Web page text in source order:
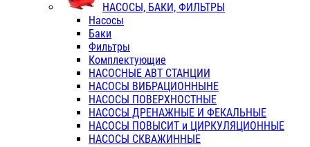
НАСОСЫ, БАКИ, ФИЛЬТРЫ
Насосы
Баки
Фильтры
Комплектующие
НАСОСНЫЕ АВТ СТАНЦИИ
НАСОСЫ ВИБРАЦИОННЫНЕ
НАСОСЫ ПОВЕРХНОСТНЫЕ
НАСОСЫ ДРЕНАЖНЫЕ И ФЕКАЛЬНЫЕ
НАСОСЫ ПОВЫСИТ и ЦИРКУЛЯЦИОННЫЕ
НАСОСЫ СКВАЖИННЫЕ